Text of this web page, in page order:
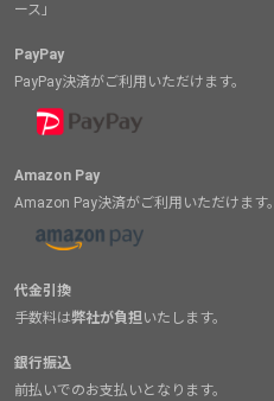
ース」
PayPay
PayPay決済がご利用いただけます。
Amazon Pay
Amazon Pay決済がご利用いただけます。
代金引換
手数料は弊社が負担いたします。
銀行振込
前払いでのお支払いとなります。